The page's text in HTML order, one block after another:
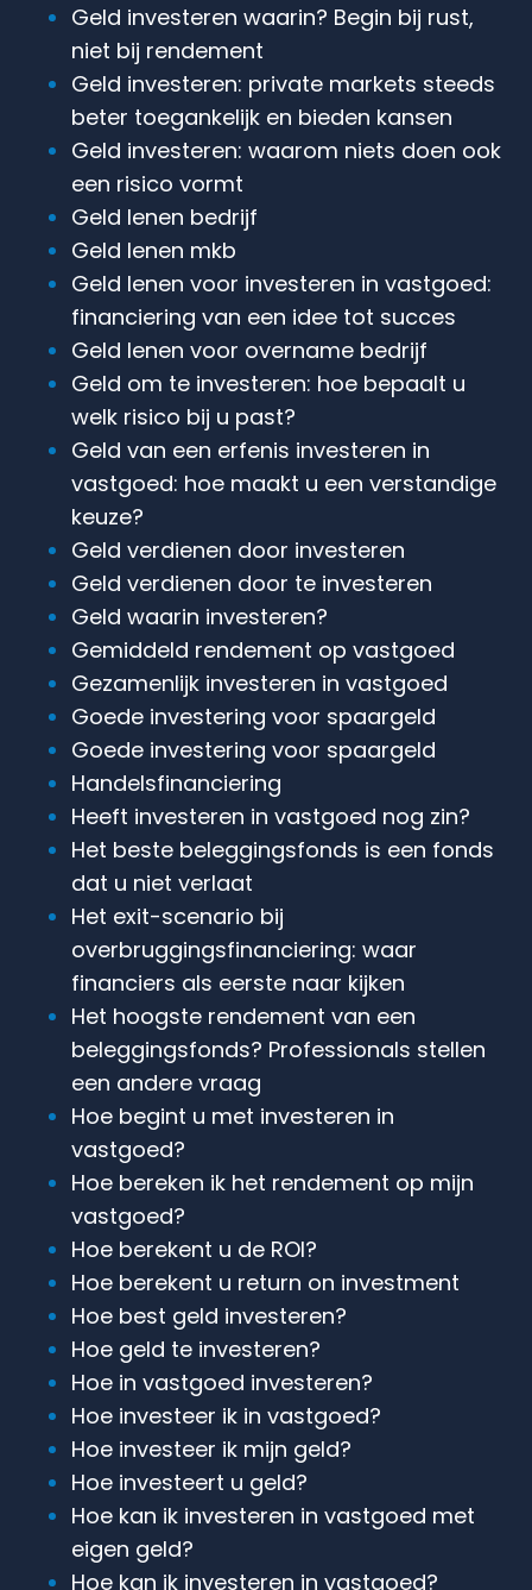
Geld investeren waarin? Begin bij rust,
niet bij rendement
Geld investeren: private markets steeds
beter toegankelijk en bieden kansen
Geld investeren: waarom niets doen ook
een risico vormt
Geld lenen bedrijf
Geld lenen mkb
Geld lenen voor investeren in vastgoed:
financiering van een idee tot succes
Geld lenen voor overname bedrijf
Geld om te investeren: hoe bepaalt u
welk risico bij u past?
Geld van een erfenis investeren in
vastgoed: hoe maakt u een verstandige
keuze?
Geld verdienen door investeren
Geld verdienen door te investeren
Geld waarin investeren?
Gemiddeld rendement op vastgoed
Gezamenlijk investeren in vastgoed
Goede investering voor spaargeld
Goede investering voor spaargeld
Handelsfinanciering
Heeft investeren in vastgoed nog zin?
Het beste beleggingsfonds is een fonds
dat u niet verlaat
Het exit-scenario bij
overbruggingsfinanciering: waar
financiers als eerste naar kijken
Het hoogste rendement van een
beleggingsfonds? Professionals stellen
een andere vraag
Hoe begint u met investeren in
vastgoed?
Hoe bereken ik het rendement op mijn
vastgoed?
Hoe berekent u de ROI?
Hoe berekent u return on investment
Hoe best geld investeren?
Hoe geld te investeren?
Hoe in vastgoed investeren?
Hoe investeer ik in vastgoed?
Hoe investeer ik mijn geld?
Hoe investeert u geld?
Hoe kan ik investeren in vastgoed met
eigen geld?
Hoe kan ik investeren in vastgoed?